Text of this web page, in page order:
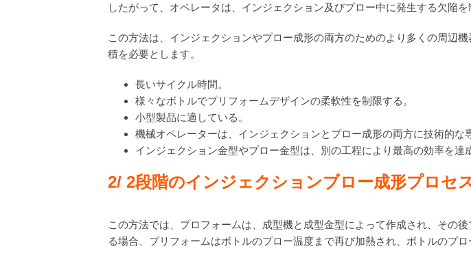
したがって、オペレータは、インジェクション及びプロー中に発生する欠陥
この方法は、インジェクションやプロー成形の両方のためのより多くの周辺
積を必要とします。
長いサイクル時間。
様々なボトルでプリフォームデザインの柔軟性を制限する。
小型製品に適している。
機械オペレーターは、インジェクションとプロー成形の両方に技術的な
インジェクション金型やプロー金型は、別の工程により最高の効率を達
2/ 2段階のインジェクションブロー成形プロセ
この方法では、プロフォームは、成型機と成型金型によって作成され、その
る場合、プリフォームはボトルのプロー温度まで再び加熱され、ボトルのプロ